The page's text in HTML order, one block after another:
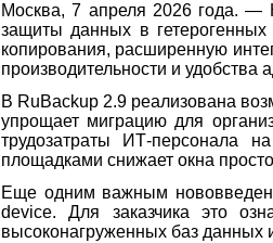
Москва, 7 апреля 2026 года. —
защиты данных в
копирования, расширенную
производительности и удобства
В RuBackup 2.9 реализована
упрощает миграцию для
трудозатраты ИТ-персонала
площадками снижает окна
Еще одним важным
device. Для заказчика это
высоконагруженных баз данных